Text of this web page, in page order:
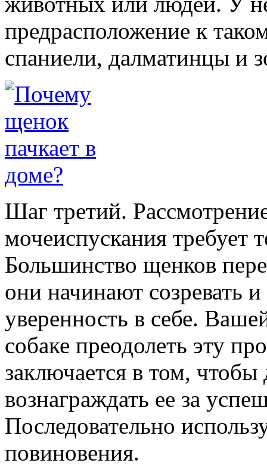
предрасположение к
спаниели, далматинцы и
Шаг третий.
мочеиспускания требует
Большинство щенков
они начинают созревать
уверенность в себе.
собаке преодолеть эту
заключается в том, чтобы
вознаграждать ее за
Последовательно
повиновения.